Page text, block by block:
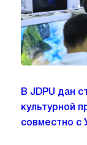
В JDPU дан
культурной
совместно с